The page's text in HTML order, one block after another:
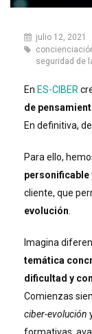
julio 12, 2021
seguridad de
En ES-CIBER
de
En definitiva,
Para ello,
personificable
cliente, que
evolución
Imagina
temática
dificultad y
Comienzas
ciber-evolución